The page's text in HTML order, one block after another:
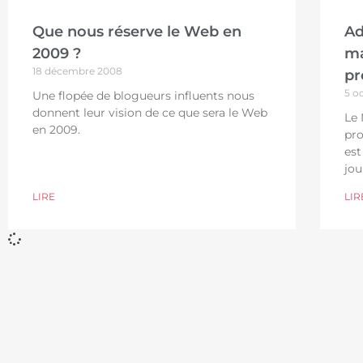
Que nous réserve le Web en
2009 ?
18 décembre 2008
Une flopée de blogueurs influents nous
donnent leur vision de ce que sera le Web
en 2009.
LIRE
5
Le